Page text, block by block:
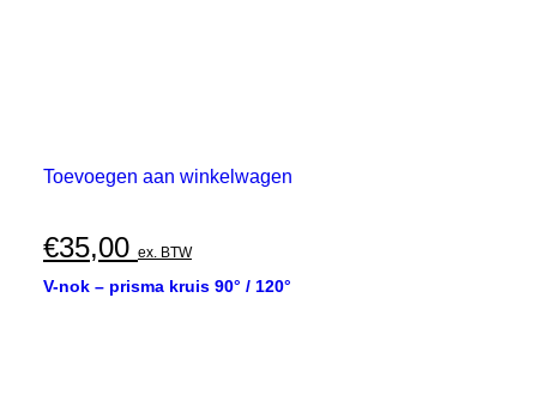
Toevoegen aan winkelwagen
€35,00 ex. BTW
V-nok – prisma kruis 90° / 120°